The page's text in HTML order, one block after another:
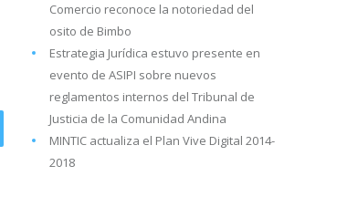
Comercio reconoce la notoriedad del
osito de Bimbo
Estrategia Jurídica estuvo presente en
evento de ASIPI sobre nuevos
reglamentos internos del Tribunal de
Justicia de la Comunidad Andina
MINTIC actualiza el Plan Vive Digital 2014-
2018